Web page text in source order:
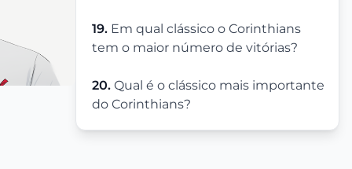
19. Em qual clássico o Corinthians
tem o maior número de vitórias?
20. Qual é o clássico mais importante
do Corinthians?